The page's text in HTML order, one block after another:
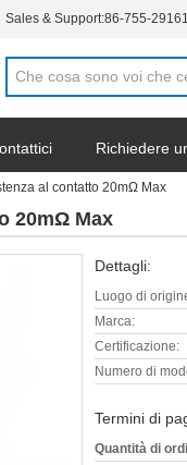
Sales & Support:86-755-
Richiedere
al contatto 20mΩ Max
20mΩ Max
Dettagli:
Luogo di
Marca:
Certificazione:
Numero di
Termini di
Quantità di